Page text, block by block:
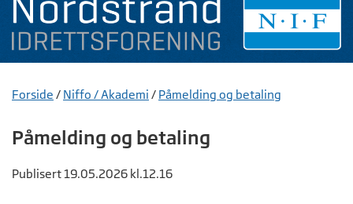
Forside / Niffo / Akademi / Påmelding og betaling
Påmelding og betaling
Publisert 19.05.2026 kl.12.16